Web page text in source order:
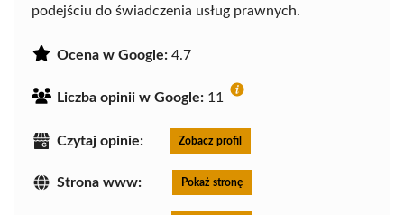
podejściu do świadczenia usług prawnych.
Ocena w Google: 4.7
Liczba opinii w Google: 11
Czytaj opinie: Zobacz profil
Strona www: Pokaż stronę